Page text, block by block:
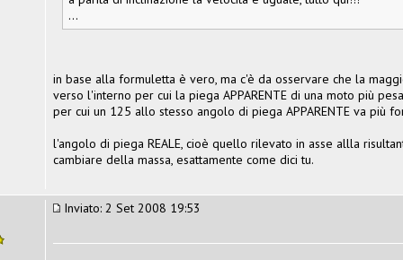
...
in base alla formuletta è vero, ma c'è da osservare che la
verso l'interno per cui la piega APPARENTE di una moto più
per cui un 125 allo stesso angolo di piega APPARENTE va più
l'angolo di piega REALE, cioè quello rilevato in asse allla
cambiare della massa, esattamente come dici tu.
Inviato: 2 Set 2008 19:53